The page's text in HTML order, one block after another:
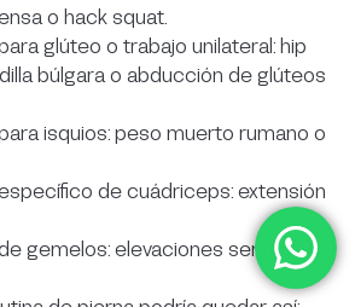
o hack squat.
glúteo o trabajo unilateral: hip
búlgara o abducción de glúteos
isquios: peso muerto rumano o
de cuádriceps: extensión
gemelos: elevaciones sentado o